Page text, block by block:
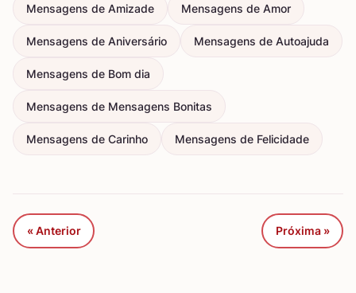
Mensagens de Amizade Mensagens de Amor
Mensagens de Aniversário Mensagens de Autoajuda
Mensagens de Bom dia
Mensagens de Mensagens Bonitas
Mensagens de Carinho Mensagens de Felicidade
« Anterior Próxima »